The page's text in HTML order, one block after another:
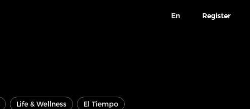
En Register
Life & Wellness El Tiempo